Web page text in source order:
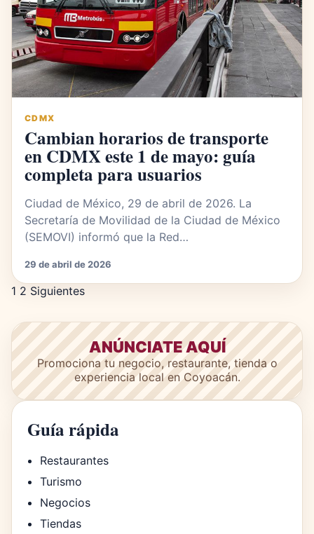
CDMX
Cambian horarios de transporte
en CDMX este 1 de mayo: guía
completa para usuarios
Ciudad de México, 29 de abril de 2026. La
Secretaría de Movilidad de la Ciudad de México
(SEMOVI) informó que la Red…
29 de abril de 2026
Paginación de entradas
1 2 Siguientes
ANÚNCIATE AQUÍ
Promociona tu negocio, restaurante, tienda o
experiencia local en Coyoacán.
Guía rápida
Restaurantes
Turismo
Negocios
Tiendas